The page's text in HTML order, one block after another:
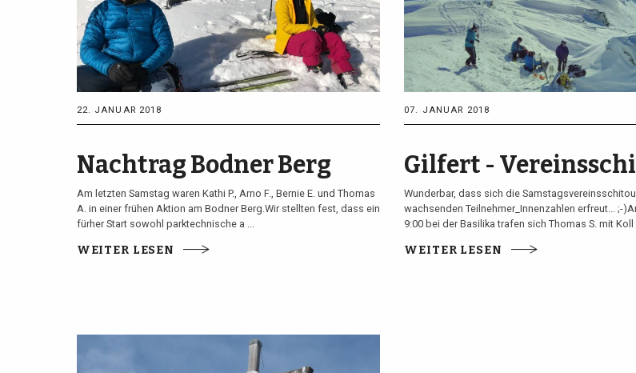
22. JANUAR 2018
Nachtrag Bodner Berg
Am letzten Samstag waren Kathi P., Arno F., Bernie E. und Thomas
A. in einer frühen Aktion am Bodner Berg.Wir stellten fest, dass ein
fürher Start sowohl parktechnische a ...
WEITER LESEN
07. JANUAR 2018
Gilfert -
Wunderbar, dass sich die
wachsenden Teilnehmer_Innenzahlen erfreut... ;-
9:00 bei der Basilika trafen sich Thomas S. mit Koll
WEITER LESEN